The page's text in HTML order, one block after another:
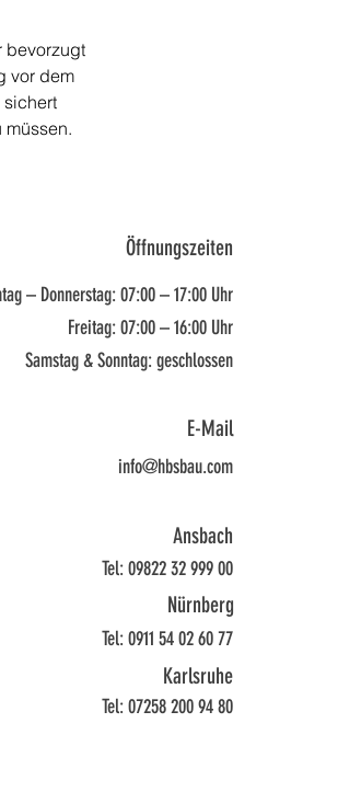
bevorzugt
vor dem
sichert
müssen.
Öffnungszeiten
– Donnerstag: 07:00 – 17:00 Uhr
Freitag: 07:00 – 16:00 Uhr
Samstag & Sonntag: geschlossen
E-Mail
info@hbsbau.com
Ansbach
Tel: 09822 32 999 00
Nürnberg
Tel: 0911 54 02 60 77
Karlsruhe
Tel: 07258 200 94 80